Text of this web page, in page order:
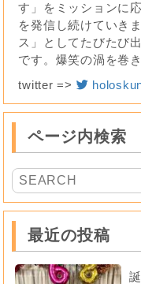
す」をミッションに
を発信し続けていき
ス」としてたびたび
です。爆笑の渦を巻
twitter =>
ページ内検索
最近の投稿